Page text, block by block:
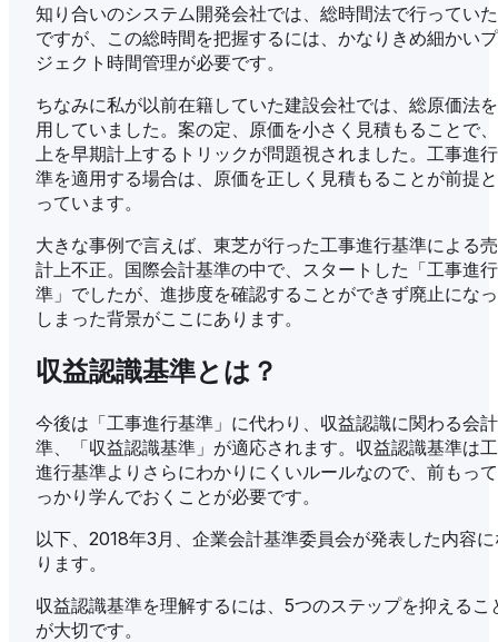
知り合いのシステム開発会社では、総時間法で行ってい
ですが、この総時間を把握するには、かなりきめ細かい
ジェクト時間管理が必要です。
ちなみに私が以前在籍していた建設会社では、総原価法
用していました。案の定、原価を小さく見積もることで
上を早期計上するトリックが問題視されました。工事進
準を適用する場合は、原価を正しく見積もることが前提
っています。
大きな事例で言えば、東芝が行った工事進行基準による
計上不正。国際会計基準の中で、スタートした「工事進
準」でしたが、進捗度を確認することができず廃止にな
しまった背景がここにあります。
収益認識基準とは？
今後は「工事進行基準」に代わり、収益認識に関わる会
準、「収益認識基準」が適応されます。収益認識基準は
進行基準よりさらにわかりにくいルールなので、前もっ
っかり学んでおくことが必要です。
以下、2018年3月、企業会計基準委員会が発表した内容
ります。
収益認識基準を理解するには、5つのステップを抑えるこ
が大切です。